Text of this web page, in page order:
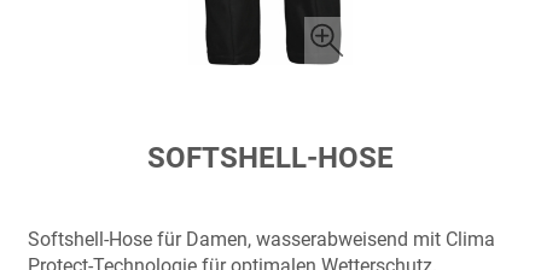
springen
SOFTSHELL-HOSE
Softshell-Hose für Damen, wasserabweisend mit Clima